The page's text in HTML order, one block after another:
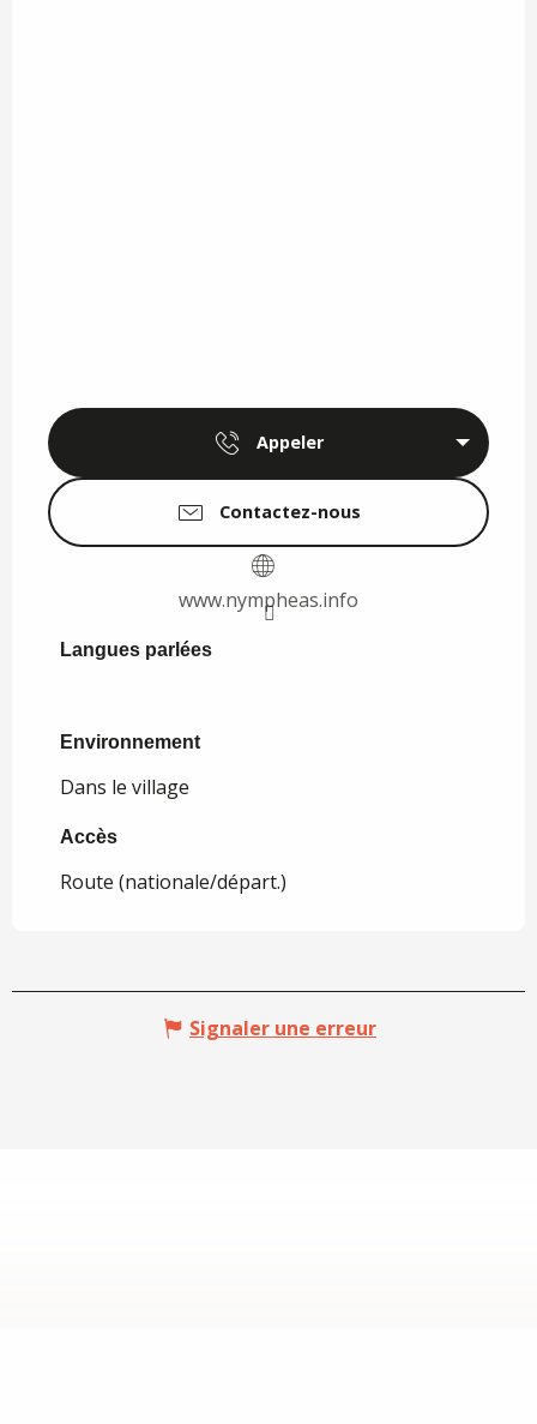
Appeler
Contactez-nous
www.nympheas.info
Langues parlées
Langues parlées
Environnement
Environnement
Dans le village
Accès
Accès
Route (nationale/départ.)
Signaler une erreur